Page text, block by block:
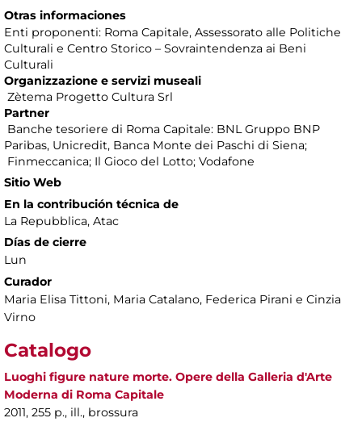
Otras informaciones
Enti proponenti: Roma Capitale, Assessorato alle Politiche
Culturali e Centro Storico – Sovraintendenza ai Beni
Culturali
Organizzazione e servizi museali
Zètema Progetto Cultura Srl
Partner
Banche tesoriere di Roma Capitale: BNL Gruppo BNP
Paribas, Unicredit, Banca Monte dei Paschi di Siena;
Finmeccanica; Il Gioco del Lotto; Vodafone
Sitio Web
En la contribución técnica de
La Repubblica, Atac
Días de cierre
Lun
Curador
Maria Elisa Tittoni, Maria Catalano, Federica Pirani e Cinzia
Virno
Catalogo
Luoghi figure nature morte. Opere della Galleria d'Arte
Moderna di Roma Capitale
2011, 255 p., ill., brossura